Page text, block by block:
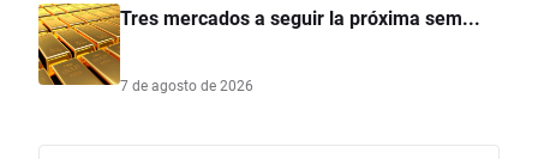
Tres mercados a seguir la próxima sem...
7 de agosto de 2026